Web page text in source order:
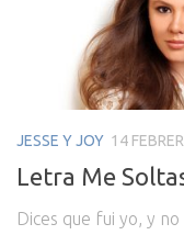
JESSE Y JOY 14
Letra Me
Dices que fui yo, y